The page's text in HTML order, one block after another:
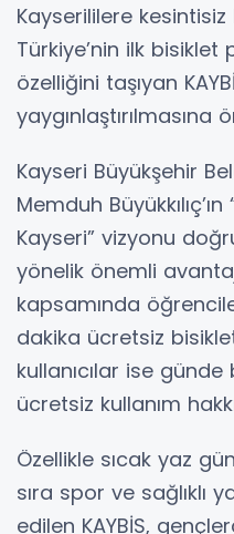
Kayserililere
Türkiye’nin ilk
özelliğini taşıyan
yaygınlaştırılmasına
Kayseri Büyükşehir
Memduh
Kayseri” vizyonu
yönelik önemli
kapsamında
dakika ücretsiz
kullanıcılar ise günde
ücretsiz kullanım
Özellikle sıcak yaz
sıra spor ve sağlıklı
edilen KAYBİS,